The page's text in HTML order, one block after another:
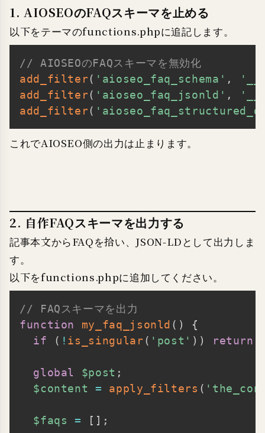
1. AIOSEOのFAQスキーマを止める
以下をテーマのfunctions.phpに追記します。
// AIOSEOのFAQスキーマを無効化
add_filter( 'aioseo_faq_schema' ,
add_filter( 'aioseo_faq_jsonld' ,
add_filter(
これでAIOSEO側の出力は止まります。
2. 自作FAQスキーマを出力する
記事本文からFAQを拾い、JSON-LDとして出力しま
す。
以下をfunctions.phpに追加してください。
// FAQスキーマを出力
function
my_faq_jsonld ( )
{
if
( ! is_singular( 'post' ) ) return
global $post ;
$content
= apply_filters (
$faqs = [ ] ;